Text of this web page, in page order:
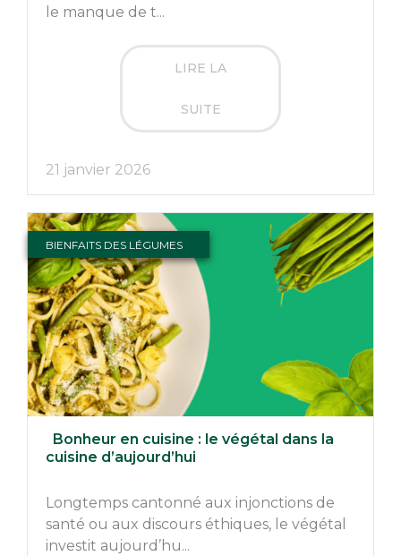
le manque de t...
LIRE LA
SUITE
21 janvier 2026
BIENFAITS DES LÉGUMES
Bonheur en cuisine : le végétal dans la
cuisine d’aujourd’hui
Longtemps cantonné aux injonctions de
santé ou aux discours éthiques, le végétal
investit aujourd’hu...